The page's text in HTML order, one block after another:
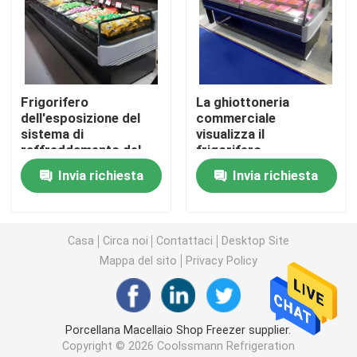
Refrigeratore aperto della vetrina
Congelatore dell'isola del supermercato
Congelatore per esposizione di carne
Deli Display Frigorifero
Dispositivo di raffreddamento dell'esposizione
Congelatore per celle frigorifere
Frigorifero
dell'esposizione del
sistema di
raffreddamento del
fan della carne di
altezza di Shop Cooler
900mm del macellaio
Invia richiesta
La ghiottoneria
commerciale
visualizza il
frigorifero,
congelatore
indipendente
dell'esposizione della
Invia richiesta
Casa Circa noi Contattaci
Desktop Site
Mappa del sito
Privacy Policy
Porcellana Macellaio Shop Freezer supplier.
Copyright © 2026 Coolssmann Refrigeration